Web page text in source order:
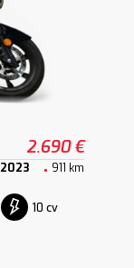
2.690 €
2023 911 km
10 cv